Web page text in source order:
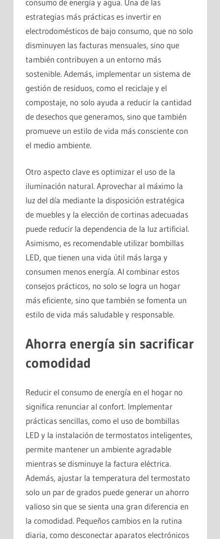
consumo de energía y agua. Una de las
estrategias más prácticas es invertir en
electrodomésticos de bajo consumo, que no solo
disminuyen las facturas mensuales, sino que
también contribuyen a un entorno más
sostenible. Además, implementar un sistema de
gestión de residuos, como el reciclaje y el
compostaje, no solo ayuda a reducir la cantidad
de desechos que generamos, sino que también
promueve un estilo de vida más consciente con
el medio ambiente.
Otro aspecto clave es optimizar el uso de la
iluminación natural. Aprovechar al máximo la
luz del día mediante la disposición estratégica
de muebles y la elección de cortinas adecuadas
puede reducir la dependencia de la luz artificial.
Asimismo, es recomendable utilizar bombillas
LED, que tienen una vida útil más larga y
consumen menos energía. Al combinar estos
consejos prácticos, no solo se logra un hogar
más eficiente, sino que también se fomenta un
estilo de vida más saludable y responsable.
Ahorra energía sin sacrificar
comodidad
Reducir el consumo de energía en el hogar no
significa renunciar al confort. Implementar
prácticas sencillas, como el uso de bombillas
LED y la instalación de termostatos inteligentes,
permite mantener un ambiente agradable
mientras se disminuye la factura eléctrica.
Además, ajustar la temperatura del termostato
solo un par de grados puede generar un ahorro
valioso sin que se sienta una gran diferencia en
la comodidad. Pequeños cambios en la rutina
diaria, como desconectar aparatos electrónicos